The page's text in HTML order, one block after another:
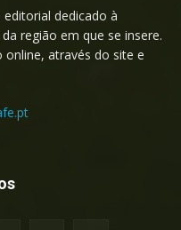
editorial dedicado à
região em que se insere.
através do site e